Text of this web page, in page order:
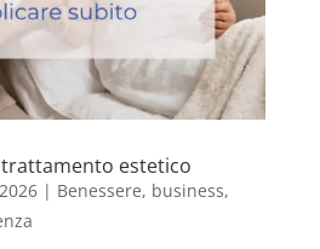
estetico
| Benessere, business,